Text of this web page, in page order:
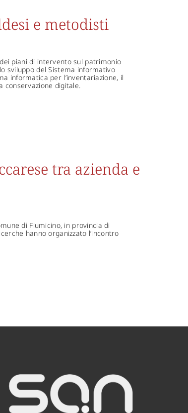
e metodisti
piani di intervento sul patrimonio
sviluppo del Sistema informativo
informatica per l’inventariazione, il
conservazione digitale.
tra azienda e
di Fiumicino, in provincia di
hanno organizzato l’incontro